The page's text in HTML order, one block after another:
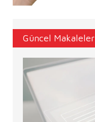
Güncel Makaleler